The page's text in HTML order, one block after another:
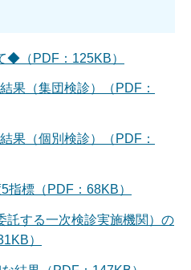
◆（PDF：125KB）
果（集団検診）（PDF：
果（個別検診）（PDF：
指標（PDF：68KB）
する一次検診実施機関）の
）